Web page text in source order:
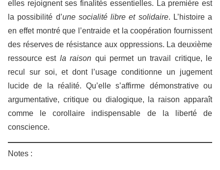
elles rejoignent ses finalités essentielles. La première est
la possibilité d’une socialité libre et solidaire. L’histoire a
en effet montré que l’entraide et la coopération fournissent
des réserves de résistance aux oppressions. La deuxième
ressource est la raison qui permet un travail critique, le
recul sur soi, et dont l’usage conditionne un jugement
lucide de la réalité. Qu’elle s’affirme démonstrative ou
argumentative, critique ou dialogique, la raison apparaît
comme le corollaire indispensable de la liberté de
conscience.
Notes :